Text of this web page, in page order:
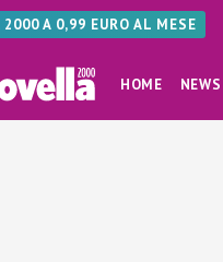
A 0,99 EURO AL MESE
HOME NEWS